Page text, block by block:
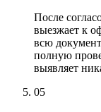
После
выезжает к
всю
полную
выявляет
05